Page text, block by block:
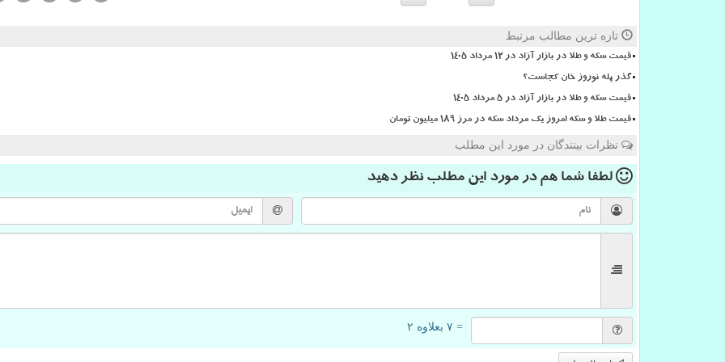
تازه ترین مطالب مرتبط
قیمت سکه و طلا در بازار آزاد در ۱۲ مرداد ۱۴۰۵
گذر پله نوروز خان کجاست؟
قیمت سکه و طلا در بازار آزاد در ۵ مرداد ۱۴۰۵
قیمت طلا و سکه امروز یک مرداد سکه در مرز ۱۸۹ میلیون تومان
نظرات بینندگان در مورد این مطلب
لطفا شما همدر مورد این مطلب نظر دهید
= ۷ بعلاوه ۲